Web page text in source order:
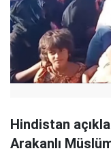
Hindistan
Arakanlı